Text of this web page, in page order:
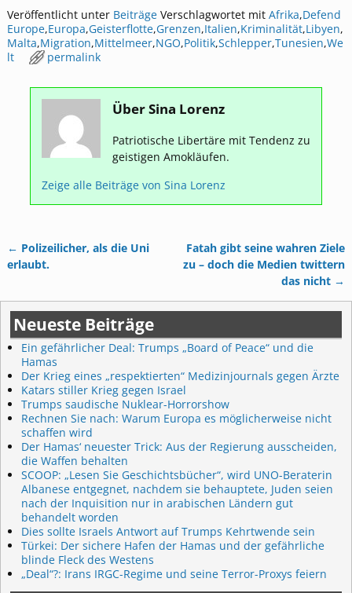
Veröffentlicht unter Beiträge Verschlagwortet mit Afrika,Defend
Europe,Europa,Geisterflotte,Grenzen,Italien,Kriminalität,Libyen,
Malta,Migration,Mittelmeer,NGO,Politik,Schlepper,Tunesien,We
lt
permalink
Über Sina Lorenz
Patriotische Libertäre mit Tendenz zu
geistigen Amokläufen.
Zeige alle Beiträge vonSina Lorenz
Artikelnavigation
← Polizeilicher, als die Uni
erlaubt.
Fatah gibt seine wahren Ziele
zu – doch die Medien twittern
das nicht →
Neueste Beiträge
Ein gefährlicher Deal: Trumps „Board of Peace“ und die
Hamas
Der Krieg eines „respektierten“ Medizinjournals gegen Ärzte
Katars stiller Krieg gegen Israel
Trumps saudische Nuklear-Horrorshow
Rechnen Sie nach: Warum Europa es möglicherweise nicht
schaffen wird
Der Hamas‘ neuester Trick: Aus der Regierung ausscheiden,
die Waffen behalten
SCOOP: „Lesen Sie Geschichtsbücher“, wird UNO-Beraterin
Albanese entgegnet, nachdem sie behauptete, Juden seien
nach der Inquisition nur in arabischen Ländern gut
behandelt worden
Dies sollte Israels Antwort auf Trumps Kehrtwende sein
Türkei: Der sichere Hafen der Hamas und der gefährliche
blinde Fleck des Westens
„Deal“?: Irans IRGC-Regime und seine Terror-Proxys feiern